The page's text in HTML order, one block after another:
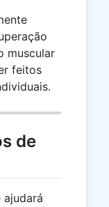
muscular
feitos
de
ajudará